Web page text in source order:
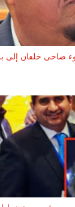
ضاحى خلفان إلى